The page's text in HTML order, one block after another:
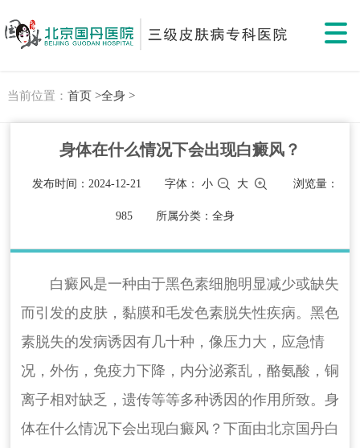
当前位置： 首页 >全身 >
身体在什么情况下会出现白癜风？
发布时间：2024-12-21 字体：小 大 浏览量：
985 所属分类：全身
白癜风是一种由于黑色素细胞明显减少或缺失
而引发的皮肤，黏膜和毛发色素脱失性疾病。黑色
素脱失的发病诱因有几十种，像压力大，应急情
况，外伤，免疫力下降，内分泌紊乱，酪氨酸，铜
离子相对缺乏，遗传等等多种诱因的作用所致。身
体在什么情况下会出现白癜风？下面由北京国丹白